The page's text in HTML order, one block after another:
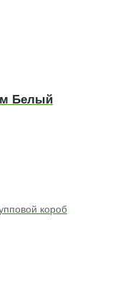
Белый
короб